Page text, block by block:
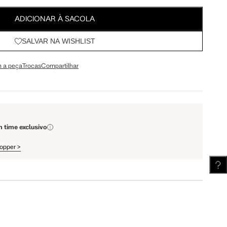
64.5 cm 67.5 cm
ADICIONAR À SACOLA
SALVAR NA WISHLIST
a peçaTrocasCompartilhar
time exclusivo
>